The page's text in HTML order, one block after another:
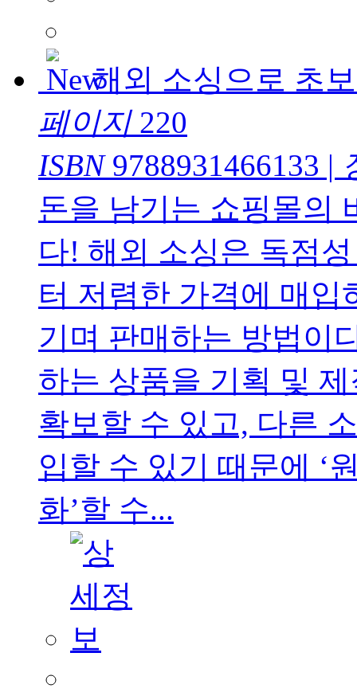
해외 소싱으로 초
페이지220
ISBN9788931466133 |
돈을 남기는 쇼핑몰의
다! 해외 소싱은 독점
터 저렴한 가격에 매입
기며 판매하는 방법이
하는 상품을 기획 및
확보할 수 있고, 다른
입할 수 있기 때문에 ‘
화’할 수...